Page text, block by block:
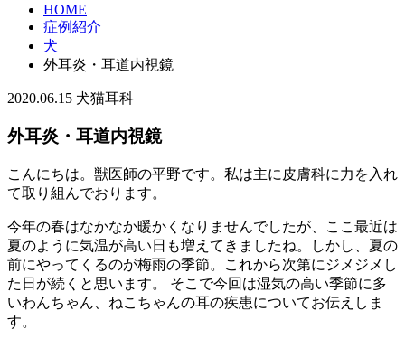
HOME
症例紹介
犬
外耳炎・耳道内視鏡
2020.06.15 犬猫耳科
外耳炎・耳道内視鏡
こんにちは。獣医師の平野です。私は主に皮膚科に力を入れ
て取り組んでおります。
今年の春はなかなか暖かくなりませんでしたが、ここ最近は
夏のように気温が高い日も増えてきましたね。しかし、夏の
前にやってくるのが梅雨の季節。これから次第にジメジメし
た日が続くと思います。 そこで今回は湿気の高い季節に多
いわんちゃん、ねこちゃんの耳の疾患についてお伝えしま
す。